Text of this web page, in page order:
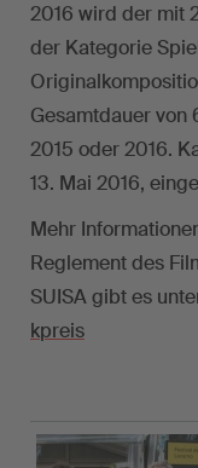
2016 wird der mit
der Kategorie
Gesamtdauer
2015 oder 2016.
13. Mai 2016,
Mehr
Reglement des
SUISA gibt es
kpreis